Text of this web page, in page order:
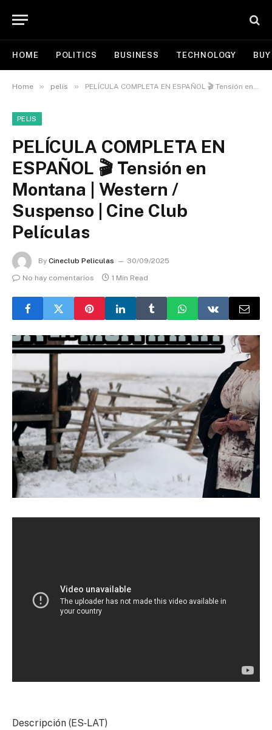
HOME POLITICS BUSINESS TECHNOLOGY
Home » pelis » PELÍCULA COMPLETA EN ESPAÑOL 🎬 Tensión en Montana | Western / Suspenso | Cine Club Películas
PELIS
PELÍCULA COMPLETA EN
ESPAÑOL 🎬 Tensión en
Montana | Western /
Suspenso | Cine Club
Películas
By Cineclub Peliculas
30/09/2025
No hay comentarios
1 Min Read
Descripción (ES‑LAT)